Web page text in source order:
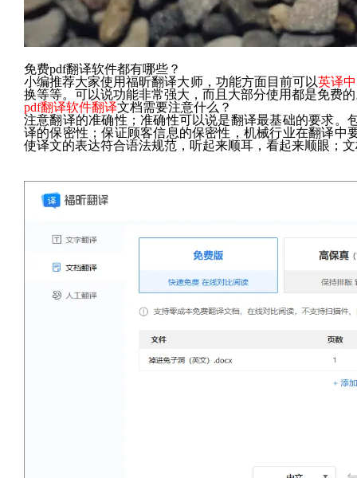
免费pdf翻译软件都有哪些？
小编推荐大家使用福昕翻译大师，功能方面目前可以英译中
换等等。可以说功能非常强大，而且大部分使用都是免费
pdf翻译软件翻译文档需要注意什么？
注意翻译的准确性；准确性可以说是翻译最基础的要求
译的保密性；保证顾客信息的保密性，机械行业在翻译
使译文的表达符合语法规范，听起来顺耳，看起来顺眼；